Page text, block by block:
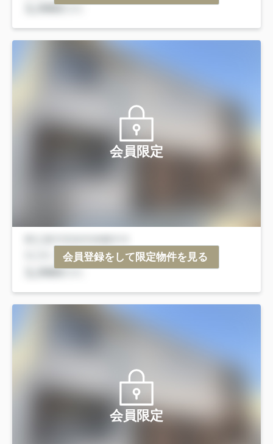
会員限定
会員登録をして限定物件を見る
会員限定